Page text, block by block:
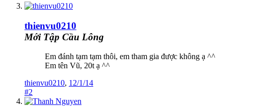
thienvu0210
Mới Tập Cầu Lông
Em đánh tạm tạm thôi, em tham gia được không ạ ^^
Em tên Vũ, 20t ạ ^^
thienvu0210, 12/1/14
#2